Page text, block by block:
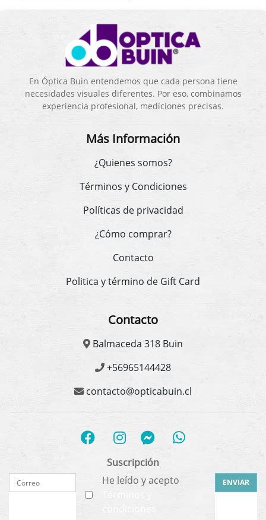
En Óptica Buin entendemos que cada persona tiene
necesidades visuales diferentes. Por eso, combinamos
experiencia profesional, mediciones precisas.
Más Información
¿Quienes somos?
Términos y Condiciones
Políticas de privacidad
¿Cómo comprar?
Contacto
Politica y término de Gift Card
Contacto
Balmaceda 318 Buin
+56965144428
contacto@opticabuin.cl
Suscripción
He leído y acepto
condiciones
ENVIAR